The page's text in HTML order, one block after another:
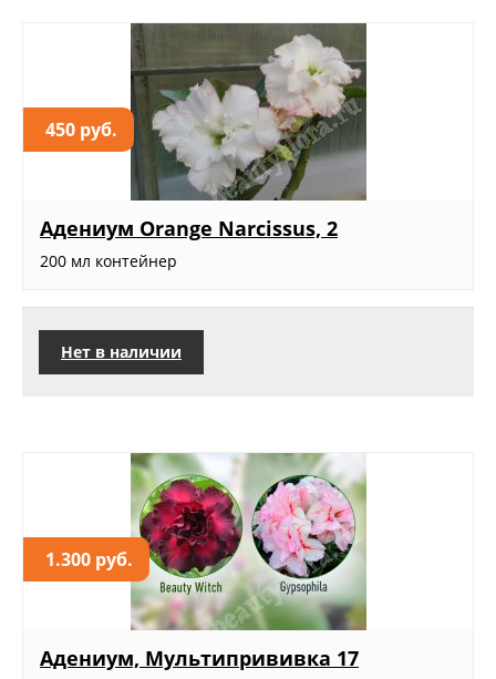
450 руб.
Адениум Orange Narcissus, 2
200 мл контейнер
Нет в наличии
1.300 руб.
Адениум, Мультипрививка 17